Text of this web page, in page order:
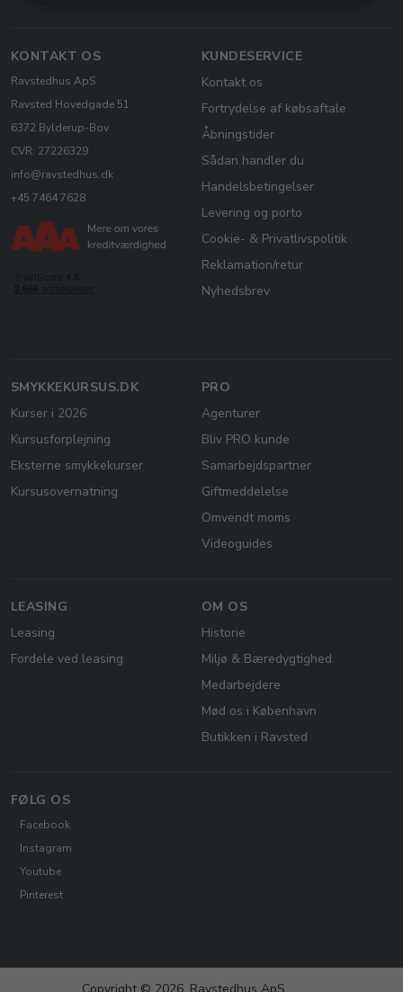
KONTAKT OS
Ravstedhus ApS
Ravsted Hovedgade 51
6372 Bylderup-Bov
CVR: 27226329
info@ravstedhus.dk
+45 7464 7628
KUNDESERVICE
Kontakt os
Fortrydelse af købsaftale
Åbningstider
Sådan handler du
Handelsbetingelser
Levering og porto
Cookie- & Privatlivspolitik
Reklamation/retur
Nyhedsbrev
SMYKKEKURSUS.DK
Kurser i 2026
Kursusforplejning
Eksterne smykkekurser
Kursusovernatning
PRO
Agenturer
Bliv PRO kunde
Samarbejdspartner
Giftmeddelelse
Omvendt moms
Videoguides
LEASING
Leasing
Fordele ved leasing
OM OS
Historie
Miljø & Bæredygtighed
Medarbejdere
Mød os i København
Butikken i Ravsted
FØLG OS
Facebook
Instagram
Youtube
Pinterest